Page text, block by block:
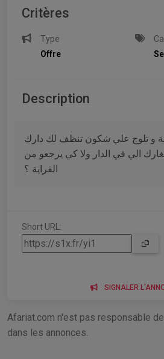
Critères
Type
Offre
Description
و تلوج علي شكون تنظف لك دارك
الي في الدار ولا كي يرجعو من
القراية ؟
Short URL:
SIGNALER
Afariat.com n'est pas responsable
dans les annonces.